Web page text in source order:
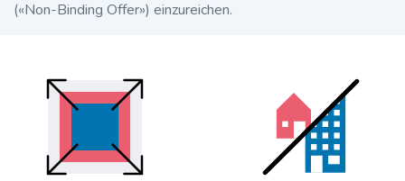
(«Non-Binding Offer») einzureichen.